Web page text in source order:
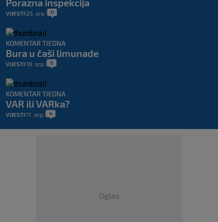
Porazna inspekcija
VIJESTI 25. srp. 11
KOMENTAR TJEDNA
Bura u čaši limunade
VIJESTI 18. srp. 0
KOMENTAR TJEDNA
VAR ili VARka?
VIJESTI 11. srp. 4
Oglas